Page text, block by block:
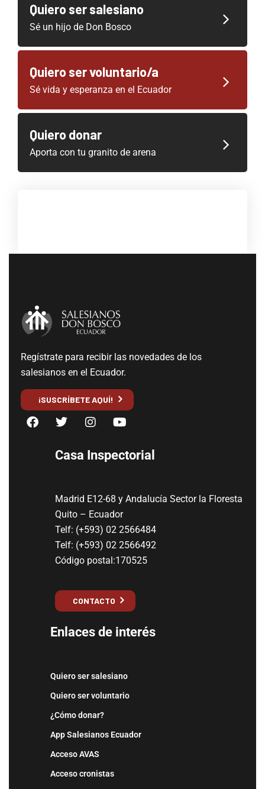
Quiero ser salesiano
Sé un hijo de Don Bosco
Quiero ser voluntario/a
Sé vida y esperanza en el Ecuador
Quiero donar
Aporta con tu granito de arena
Regístrate para recibir las novedades de los
salesianos en el Ecuador.
¡SUSCRÍBETE AQUÍ!
Casa Inspectorial
Madrid E12-68 y Andalucía Sector la Floresta
Quito – Ecuador
Telf: (+593) 02 2566484
Telf: (+593) 02 2566492
Código postal:170525
CONTACTO
Enlaces de interés
Quiero ser salesiano
Quiero ser voluntario
¿Cómo donar?
App Salesianos Ecuador
Acceso AVAS
Acceso cronistas